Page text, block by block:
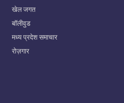
खेल जगत
बॉलीवुड
मध्य प्रदेश समाचार
रोज़गार